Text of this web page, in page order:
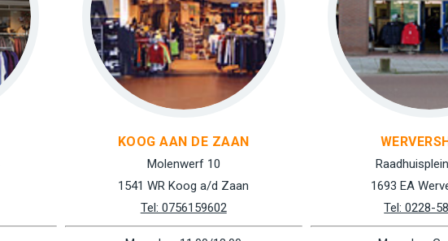
KOOG AAN DE ZAAN
Molenwerf 10
1541 WR Koog a/d Zaan
Tel: 0756159602
1693 EA
Tel: 0228-